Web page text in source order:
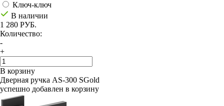
Ключ-ключ
В наличии
1 280 РУБ.
Количество:
-
+
В корзину
Дверная ручка AS-300 SGold
успешно добавлен в корзину